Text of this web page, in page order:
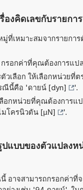
องคิดเลขกับรายกา
มู่ที่เหมาะสมจากรายกา
รอกค่าที่คุณต้องการแป
ตัวเลือก ให้เลือกหน่วยที่
ณีนี้คือ 'ดายน์ [dyn]
'.
อกหน่วยที่คุณต้องการแ
มโครนิวตัน [µN] '.
แบบของตัวแปลงห
อาจสามารถกรอกค่าที่